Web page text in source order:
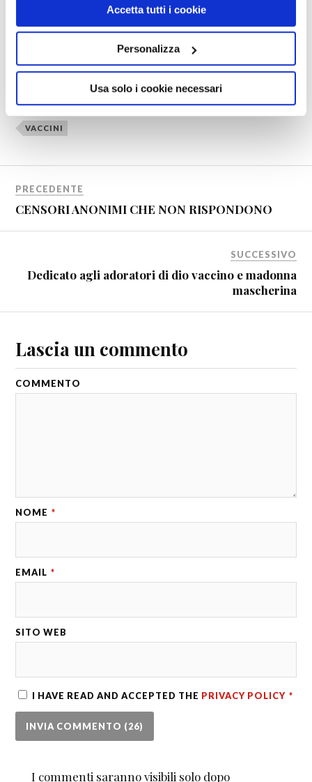
Accetta tutti i cookie
Personalizza
Usa solo i cookie necessari
0
Shares
BIG PHARMA CENSURA
EMERGENZA PERMANENTE MALAFEDE
MENZOGNE TERRORISMO TIRANNIDE
VACCINI
PRECEDENTE
CENSORI ANONIMI CHE NON RISPONDONO
SUCCESSIVO
Dedicato agli adoratori di dio vaccino e madonna
mascherina
Lascia un commento
COMMENTO
NOME *
EMAIL *
SITO WEB
I HAVE READ AND ACCEPTED THE PRIVACY POLICY *
I commenti saranno visibili solo dopo